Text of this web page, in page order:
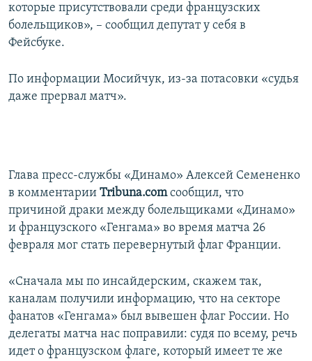
которые присутствовали среди французских
болельщиков», – сообщил депутат у себя в
Фейсбуке.
По информации Мосийчук, из-за потасовки «судья
даже прервал матч».
Глава пресс-службы «Динамо» Алексей Семененко
в комментарии Tribuna.comсообщил, что
причиной драки между болельщиками «Динамо»
и французского «Генгама» во время матча 26
февраля мог стать перевернутый флаг Франции.
«Сначала мы по инсайдерским, скажем так,
каналам получили информацию, что на секторе
фанатов «Генгама» был вывешен флаг России. Но
делегаты матча нас поправили: судя по всему, речь
идет о французском флаге, который имеет те же